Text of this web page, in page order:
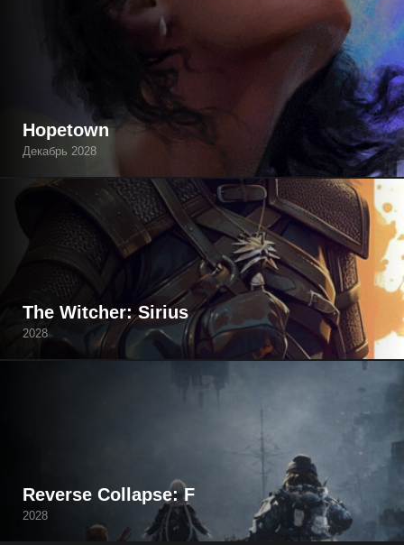
Hopetown
Декабрь 2028
The Witcher: Sirius
2028
Reverse Collapse: F
2028